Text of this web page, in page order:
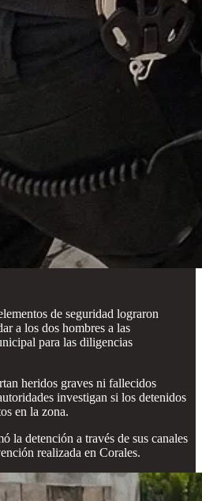
de seguridad lograron
a los dos hombres a las
para las diligencias
heridos graves ni fallecidos
investigan si los detenidos
en la zona.
la detención a través de sus canales
realizada en Corales.